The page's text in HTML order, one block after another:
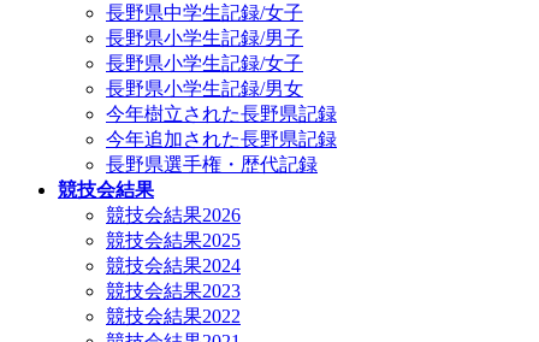
長野県中学生記録/女子
長野県小学生記録/男子
長野県小学生記録/女子
長野県小学生記録/男女
今年樹立された長野県記録
今年追加された長野県記録
長野県選手権・歴代記録
競技会結果
競技会結果2026
競技会結果2025
競技会結果2024
競技会結果2023
競技会結果2022